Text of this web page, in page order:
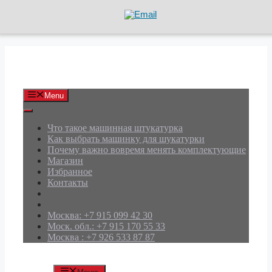
Menu
Что такое машинная штукатурка
Как выбрать машинку для шукатурки
Почему важно вовремя менять комплектующие
Магазин
Избранное
Контакты
Москва: +7 915 099 42 30
Моск. обл.: +7 915 170 55 33
Москва : +7 926 533 87 87